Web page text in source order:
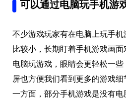
可以通过电脑玩手机游
不少游戏玩家有在电脑上玩手
比较小，长期盯着手机游戏画
电脑玩游戏，眼睛会更轻松一
屏也方便我们看到更多的游戏
一方面，部分手机游戏是没有